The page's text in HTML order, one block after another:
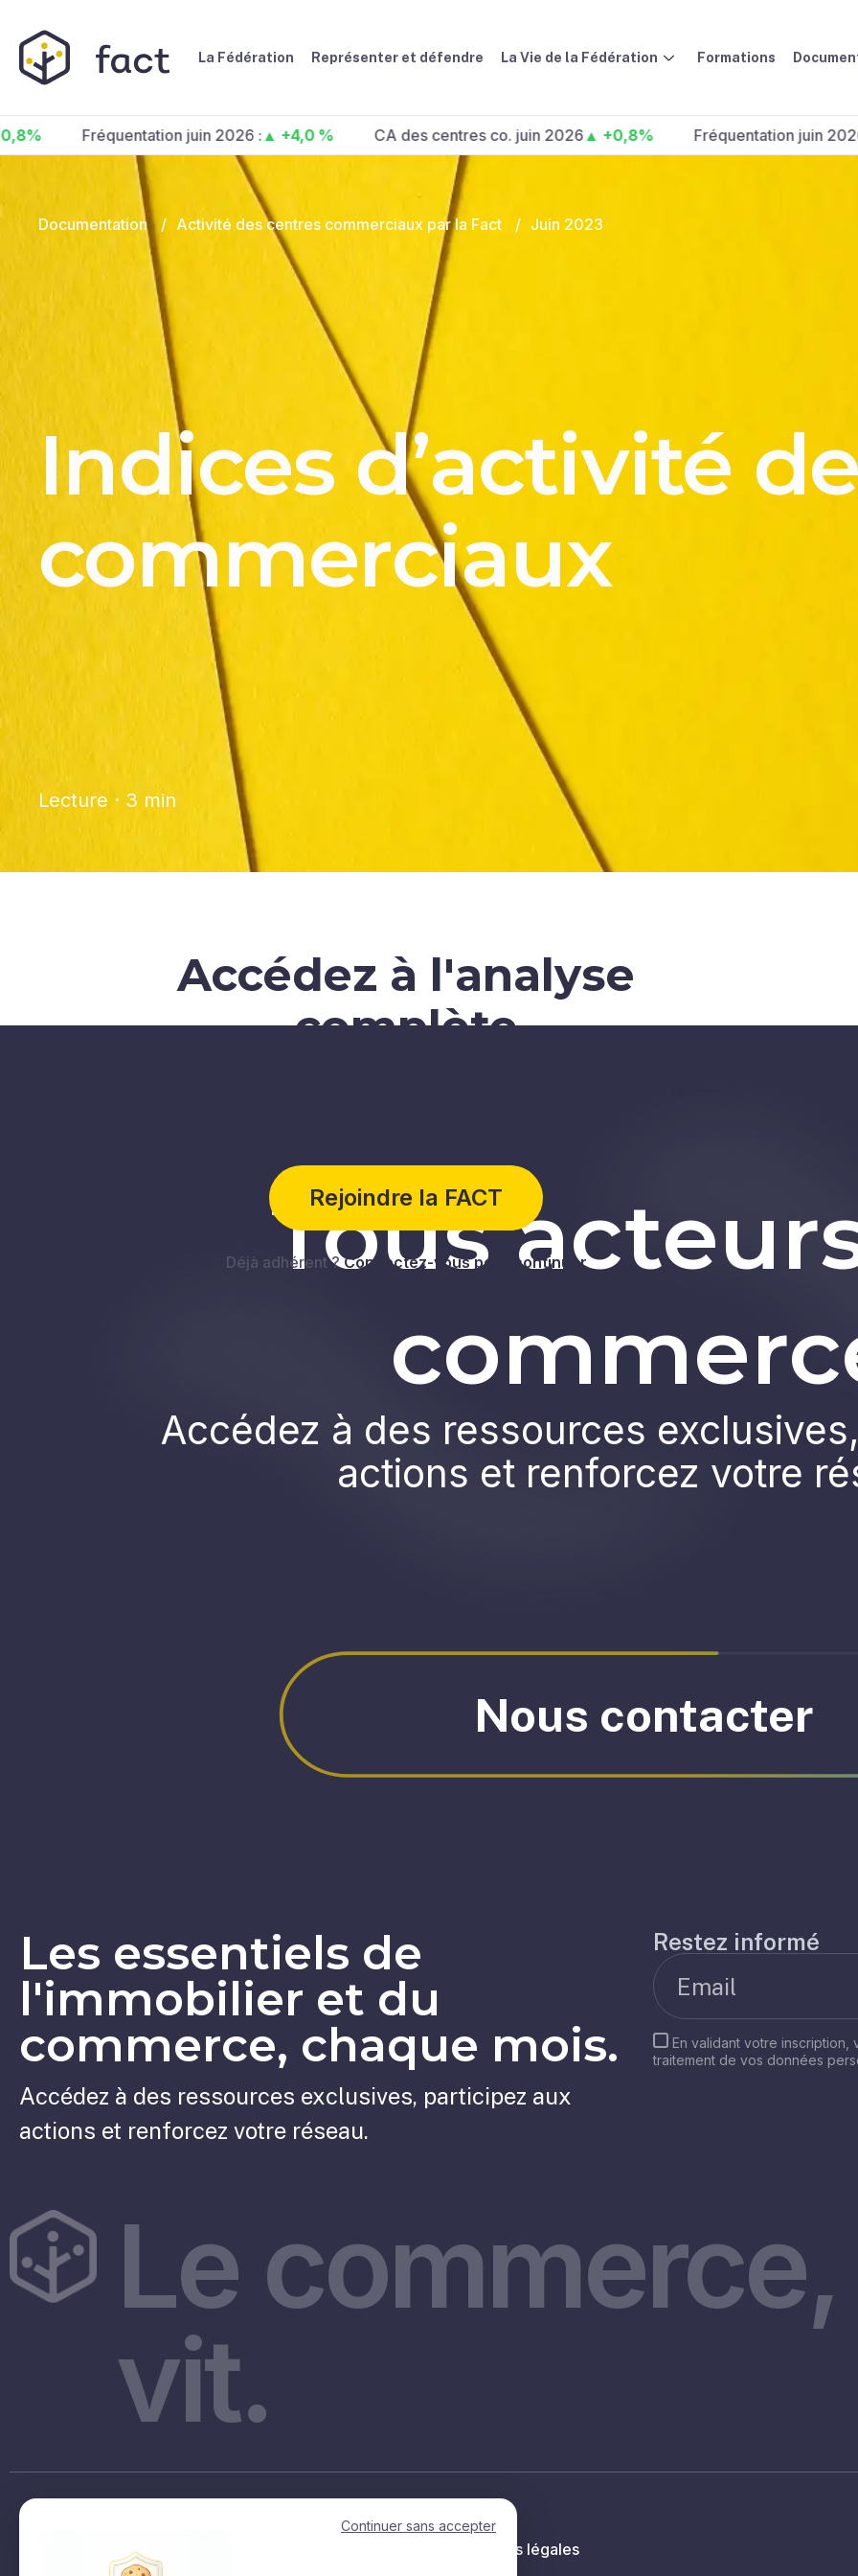
La Fédération Représenter et défendre La Vie de la Fédération Formations
Fréquentation juin 2026 :▲ +4,0 % CA des centres co. juin 2026▲ +0,8% Fréquentation juin 2026 :▲
Documentation / Activité des centres commerciaux par la Fact / Juin 2023
Indices d’activité
commerciaux
Lecture · 3 min
Accédez à l'analyse
complète
Rejoindre la FACT
Déjà adhérent ?Connectez-vous pour continuer
Tous
Accédez à des ressources
actions et renforcez votre
Nous contacter
Les essentiels de
l'immobilier et du
commerce, chaque mois.
Accédez à des ressources exclusives, participez aux
actions et renforcez votre réseau.
Restez informé
En validant votre
traitement de vos données
Le
vit.
Accueil Mentions légales
Continuer sans accepter